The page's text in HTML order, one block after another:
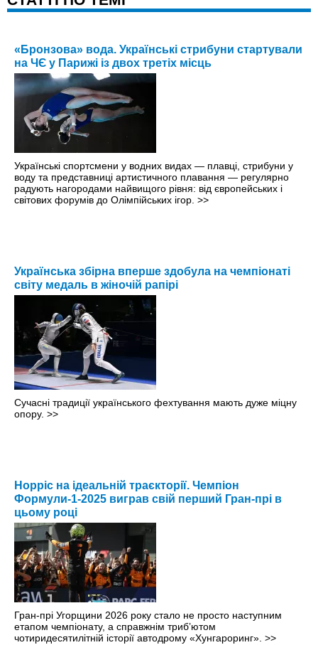
«Бронзова» вода. Українські стрибуни стартували
на ЧЄ у Парижі із двох третіх місць
Українські спортсмени у водних видах — плавці, стрибуни у
воду та представниці артистичного плавання — регулярно
радують нагородами найвищого рівня: від європейських і
світових форумів до Олімпійських ігор. >>
Українська збірна вперше здобула на чемпіонаті
світу медаль в жіночій рапірі
Сучасні традиції українського фехтування мають дуже міцну
опору. >>
Норріс на ідеальній траєкторії. Чемпіон
Формули-1-2025 виграв свій перший Гран-прі в
цьому році
Гран-прі Угорщини 2026 року стало не просто наступним
етапом чемпіонату, а справжнім триб’ютом
чотиридесятилітній історії автодрому «Хунгароринг». >>